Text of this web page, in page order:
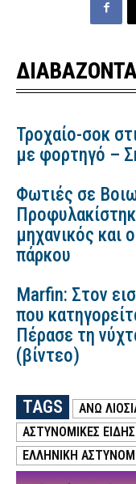
Τροχαίο-σοκ
με φορτηγό –
Φωτιές σε
μηχανικός και
πάρκου
Marfin: Στον
που
Πέρασε τη
(βίντεο)
TAGS ΑΝΩ
ΑΣΤΥΝΟΜΙΚΕΣ
ΕΛΛΗΝΙΚΗ